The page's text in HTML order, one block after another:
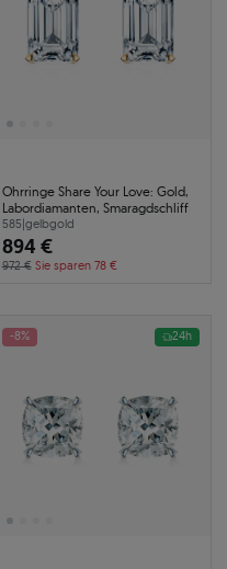
Ohrringe Share Your Love: Gold,
Labordiamanten, Smaragdschliff
585|gelbgold
894 €
972 € Sie sparen 78 €
-8% 24h